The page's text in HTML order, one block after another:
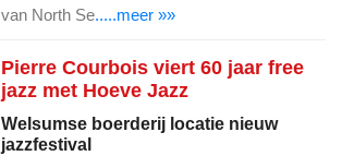
van North Se.....meer »»
Pierre Courbois viert 60 jaar free
jazz met Hoeve Jazz
Welsumse boerderij locatie nieuw
jazzfestival